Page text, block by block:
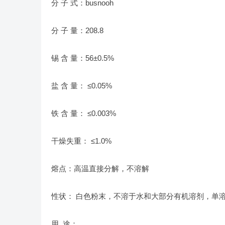
分 子 式：busnooh
分 子 量：208.8
锡 含 量：56±0.5%
盐 含 量： ≤0.05%
铁 含 量： ≤0.003%
干燥失重： ≤1.0%
熔点：高温直接分解，不溶解
性状： 白色粉末，不溶于水和大部分有机溶剂，单